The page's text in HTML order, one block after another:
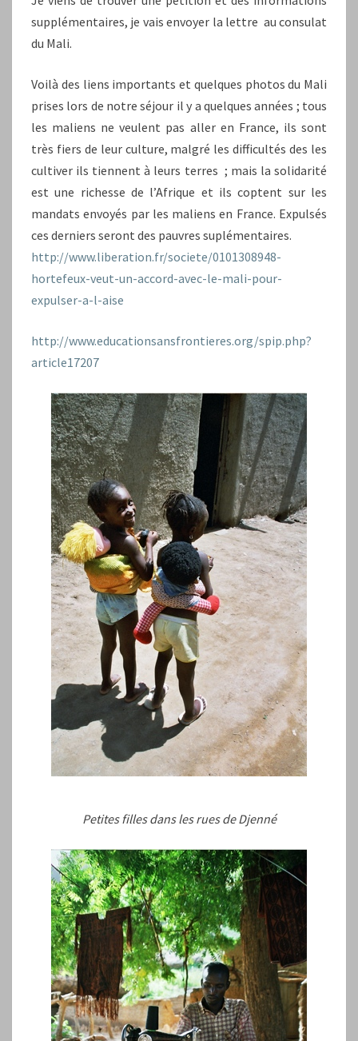
supplémentaires, je vais envoyer la lettre au consulat
du Mali.
Voilà des liens importants et quelques photos du Mali
prises lors de notre séjour il y a quelques années ; tous
les maliens ne veulent pas aller en France, ils sont
très fiers de leur culture, malgré les difficultés des les
cultiver ils tiennent à leurs terres ; mais la solidarité
est une richesse de l’Afrique et ils coptent sur les
mandats envoyés par les maliens en France. Expulsés
ces derniers seront des pauvres suplémentaires.
http://www.liberation.fr/societe/0101308948-
hortefeux-veut-un-accord-avec-le-mali-pour-
expulser-a-l-aise
http://www.educationsansfrontieres.org/spip.php?
article17207
Petites filles dans les rues de Djenné